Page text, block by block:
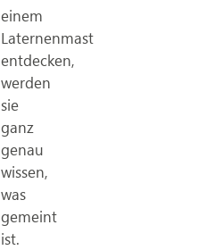
einem
Laternenmast
entdecken,
werden
sie
ganz
genau
wissen,
was
gemeint
ist.